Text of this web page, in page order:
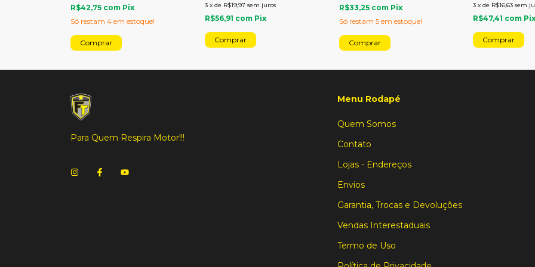
R$42,75 com Pix
Só restam 4em estoque!
3 x de R$19,97 sem juros
R$56,91 com Pix
R$33,25 com Pix
Só restam 5em estoque!
3 xde R$16,63 sem
R$47,41 com Pix
Para Quem Respira Motor!!!
Menu Rodapé
Quem Somos
Contato
Lojas - Endereços
Envios
Garantia, Trocas e Devoluções
Vendas Interestaduais
Termo de Uso